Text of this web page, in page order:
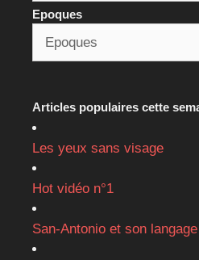
Epoques
Articles populaires cette
Les yeux sans visage
Hot vidéo n°1
San-Antonio et son